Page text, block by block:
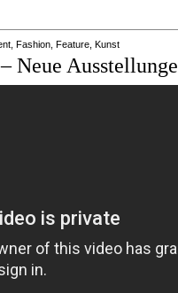
Fashion Feature Kunst
Neue